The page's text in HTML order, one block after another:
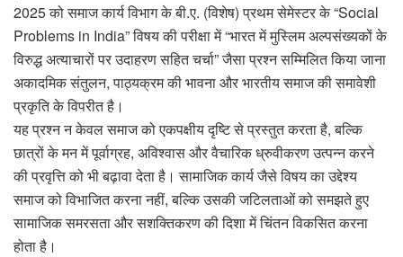
2025 को समाज कार्य विभाग के बी.ए. (विशेष) प्रथम सेमेस्टर के “Social
Problems in India” विषय की परीक्षा में “भारत में मुस्लिम अल्पसंख्यकों के
विरुद्ध अत्याचारों पर उदाहरण सहित चर्चा” जैसा प्रश्न सम्मिलित किया जाना
अकादमिक संतुलन, पाठ्यक्रम की भावना और भारतीय समाज की समावेशी
प्रकृति के विपरीत है।
यह प्रश्न न केवल समाज को एकपक्षीय दृष्टि से प्रस्तुत करता है, बल्कि
छात्रों के मन में पूर्वाग्रह, अविश्वास और वैचारिक ध्रुवीकरण उत्पन्न करने
की प्रवृत्ति को भी बढ़ावा देता है। सामाजिक कार्य जैसे विषय का उद्देश्य
समाज को विभाजित करना नहीं, बल्कि उसकी जटिलताओं को समझते हुए
सामाजिक समरसता और सशक्तिकरण की दिशा में चिंतन विकसित करना
होता है।